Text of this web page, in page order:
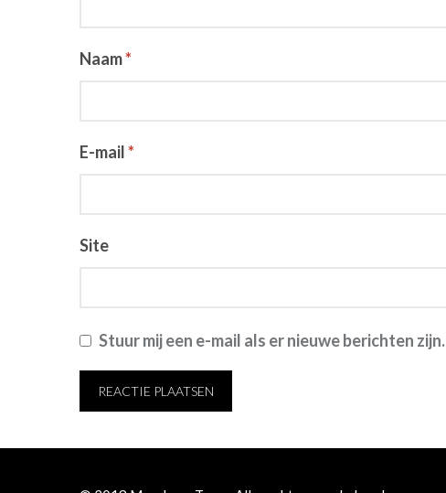
Naam*
E-mail*
Site
Stuur mij een e-mail als er nieuwe berichten zijn.